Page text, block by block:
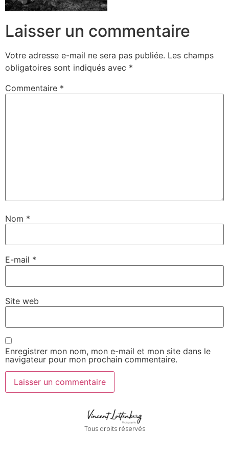
Laisser un commentaire
Votre adresse e-mail ne sera pas publiée. Les champs
obligatoires sont indiqués avec *
Commentaire *
Nom *
E-mail *
Site web
Enregistrer mon nom, mon e-mail et mon site dans le
navigateur pour mon prochain commentaire.
Tous droits réservés